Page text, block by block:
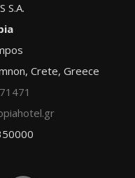
S.A.
Crete, Greece